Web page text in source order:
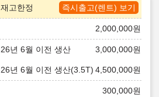
즉시출고(렌트) 보기
재고한정
2,000,000원
26년 6월 이전 생산 3,000,000원
26년 6월 이전 생산(3.5T) 4,500,000원
300,000원